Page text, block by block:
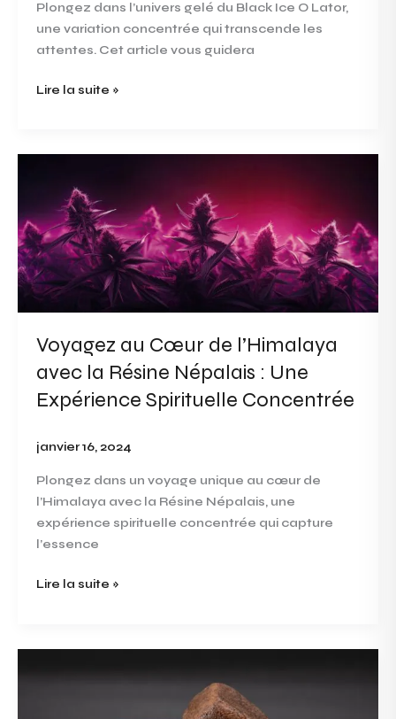
Plongez dans l’univers gelé du Black Ice O Lator,
une variation concentrée qui transcende les
attentes. Cet article vous guidera
Lire la suite »
Voyagez au Cœur de l’Himalaya
avec la Résine Népalais : Une
Expérience Spirituelle Concentrée
janvier 16, 2024
Plongez dans un voyage unique au cœur de
l’Himalaya avec la Résine Népalais, une
expérience spirituelle concentrée qui capture
l’essence
Cœur
de
l’Himalaya
avec
la
Résine
Une
Expérience
Concentrée
Lire la suite »